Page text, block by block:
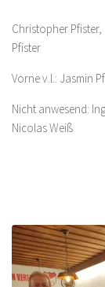
Christopher
Pfister
Vorne v.l.: Jasmin
Nicht anwesend:
Nicolas Weiß